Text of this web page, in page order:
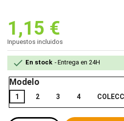
1,15 €
Inpuestos incluidos
 En stock Entrega en 24H
Modelo
1 2 3 4